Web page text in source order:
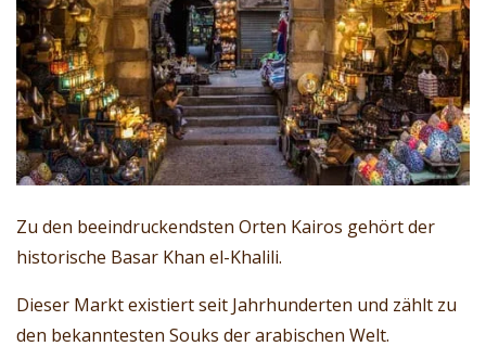
Zu den beeindruckendsten Orten Kairos gehört der
historische Basar Khan el-Khalili.
Dieser Markt existiert seit Jahrhunderten und zählt zu
den bekanntesten Souks der arabischen Welt.